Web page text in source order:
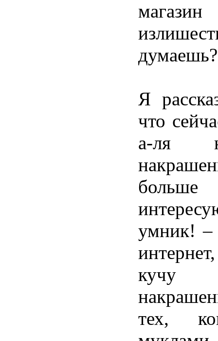
Я
что
а-ля
умник! –
тех,